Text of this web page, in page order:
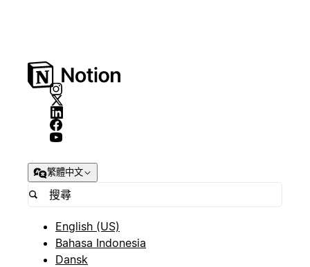
繁體中文
English (US)
Bahasa Indonesia
Dansk